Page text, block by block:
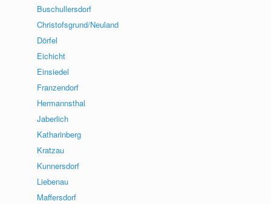
Buschullersdorf
Christofsgrund/Neuland
Dörfel
Eichicht
Einsiedel
Franzendorf
Hermannsthal
Jaberlich
Katharinberg
Kratzau
Kunnersdorf
Liebenau
Maffersdorf